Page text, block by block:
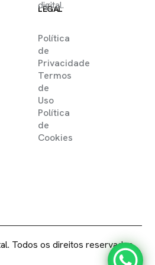
LEGAL
Política
de
Privacidade
Termos
de
Uso
Política
de
Cookies
digital.
Todos os direitos reservados.